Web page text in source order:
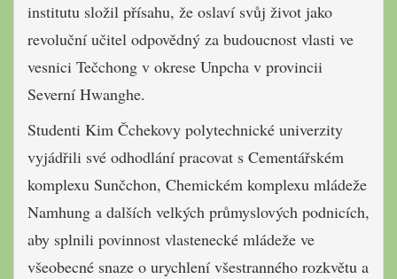
institutu složil přísahu, že oslaví svůj život jako
revoluční učitel odpovědný za budoucnost vlasti ve
vesnici Tečchong v okrese Unpcha v provincii
Severní Hwanghe.
Studenti Kim Čchekovy polytechnické univerzity
vyjádřili své odhodlání pracovat s Cementářském
komplexu Sunčchon, Chemickém komplexu mládeže
Namhung a dalších velkých průmyslových podnicích,
aby splnili povinnost vlastenecké mládeže ve
všeobecné snaze o urychlení všestranného rozkvětu a